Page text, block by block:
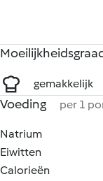
gemakkelijk
Voeding per 1
Natrium
Eiwitten
Calorieën